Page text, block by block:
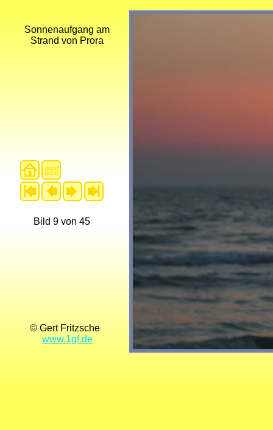
Sonnenaufgang am
Strand von Prora
Bild 9 von 45
© Gert Fritzsche
www.1gf.de